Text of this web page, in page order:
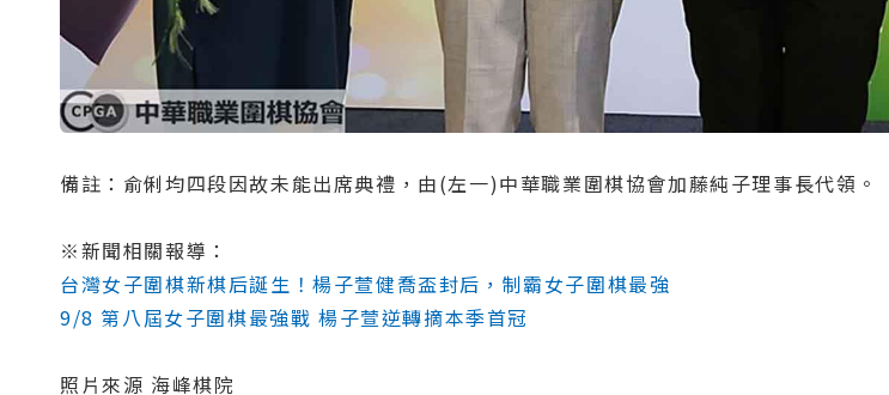
備註：俞俐均四段因故未能出席典禮，由(左一)中華職業圍棋協會加藤純子理事長代領。
※新聞相關報導：
台灣女子圍棋新棋后誕生！楊子萱健喬盃封后，制霸女子圍棋最強
9/8 第八屆女子圍棋最強戰 楊子萱逆轉摘本季首冠
照片來源 海峰棋院